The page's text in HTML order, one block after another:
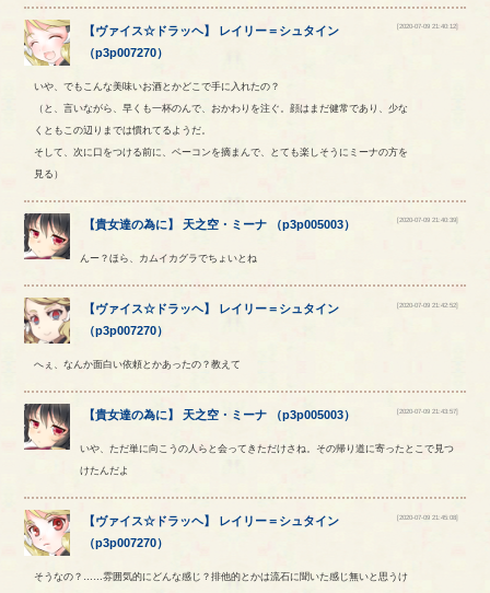
【ヴァイス☆ドラッヘ】 レイリー＝ シュタイン
（p3p007270）
[2020-07-09 21:40:12]
いや、でもこんな美味いお酒とかどこで手に入れたの？
（と、言いながら、早くも一杯のんで、おかわりを注ぐ。顔はまだ健常であり、少な
くともこの辺りまでは慣れてるようだ。
そして、次に口をつける前に、ベーコンを摘まんで、とても楽しそうにミーナの方を
見る）
【貴女達の為に】 天之空 ・ ミーナ （p3p005003） [2020-07-09 21:40:39]
んー？ほら、カムイカグラでちょいとね
【ヴァイス☆ドラッヘ】 レイリー＝ シュタイン
（p3p007270）
[2020-07-09 21:42:52]
へぇ、なんか面白い依頼とかあったの？教えて
【貴女達の為に】 天之空 ・ ミーナ （p3p005003） [2020-07-09 21:43:57]
いや、ただ単に向こうの人らと会ってきただけさね。その帰り道に寄ったとこで見つ
けたんだよ
【ヴァイス☆ドラッヘ】 レイリー＝ シュタイン
（p3p007270）
[2020-07-09 21:45:08]
そうなの？……雰囲気的にどんな感じ？排他的とかは流石に聞いた感じ無いと思うけ